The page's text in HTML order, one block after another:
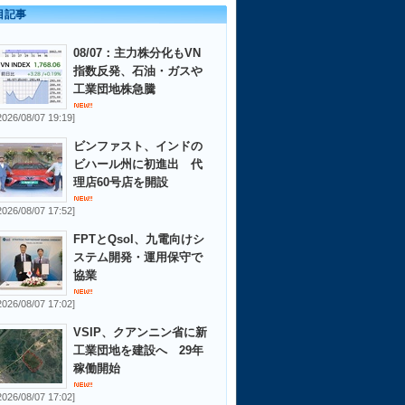
記事
08/07：主力株分化もVN
指数反発、石油・ガスや
工業団地株急騰
08/07 19:19]
ビンファスト、インドの
ビハール州に初進出 代
理店60号店を開設
08/07 17:52]
FPTとQsol、九電向けシ
ステム開発・運用保守で
協業
08/07 17:02]
VSIP、クアンニン省に新
工業団地を建設へ 29年
稼働開始
08/07 17:02]